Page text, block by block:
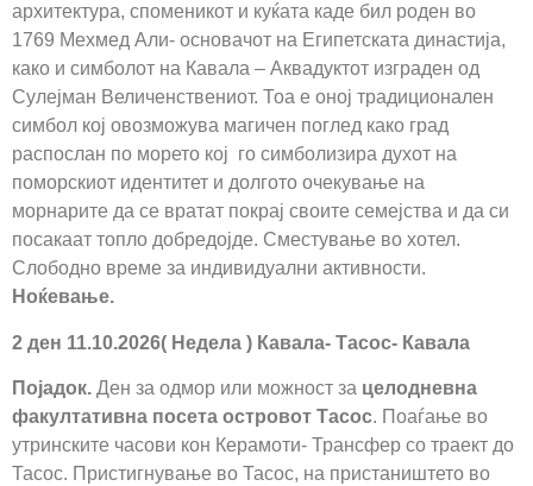
архитектура, споменикот и куќата каде бил роден во
1769 Мехмед Али- основачот на Египетската династија,
како и симболот на Кавала – Аквадуктот изграден од
Сулејман Величенствениот. Тоа е оној традиционален
симбол кој овозможува магичен поглед како град
распослан по морето кој го симболизира духот на
поморскиот идентитет и долгото очекување на
морнарите да се вратат покрај своите семејства и да си
посакаат топло добредојде. Сместување во хотел.
Слободно време за индивидуални активности.
Ноќевање.
2 ден 11.10.2026( Недела ) Кавала- Тасос- Кавала
Појадок. Ден за одмор или можност за целодневна
факултативна посета островот Тасос. Поаѓање во
утринските часови кон Керамоти- Трансфер со траект до
Тасос. Пристигнување во Тасос, на пристаништето во